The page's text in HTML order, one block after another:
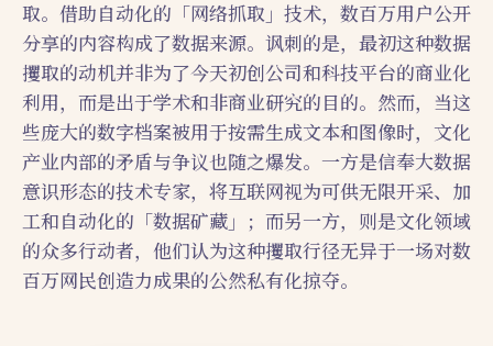
取。借助自动化的「网络抓取」技术，数百万用户公开
分享的内容构成了数据来源。讽刺的是，最初这种数据
攫取的动机并非为了今天初创公司和科技平台的商业化
利用，而是出于学术和非商业研究的目的。然而，当这
些庞大的数字档案被用于按需生成文本和图像时，文化
产业内部的矛盾与争议也随之爆发。一方是信奉大数据
意识形态的技术专家，将互联网视为可供无限开采、加
工和自动化的「数据矿藏」；而另一方，则是文化领域
的众多行动者，他们认为这种攫取行径无异于一场对数
百万网民创造力成果的公然私有化掠夺。